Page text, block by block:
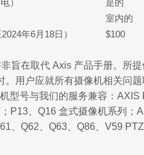
）
是的
室内的
年6月18日）
$100
旨在取代 Axis 产品手册。所
。用户应就所有摄像机相关问
型号与我们的服务兼容：
P13、Q16 盒式摄像机系列；
、Q62、Q63、Q86、V59